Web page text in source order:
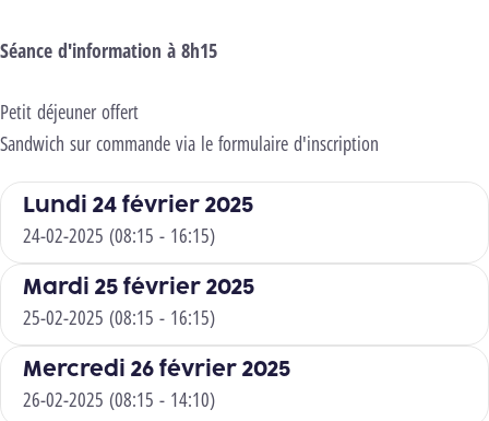
Séance d'information à 8h15
Petit déjeuner offert
Sandwich sur commande via le formulaire d'inscription
Lundi 24 février 2025
24-02-2025 (08:15 - 16:15)
Mardi 25 février 2025
25-02-2025 (08:15 - 16:15)
Mercredi 26 février 2025
26-02-2025 (08:15 - 14:10)